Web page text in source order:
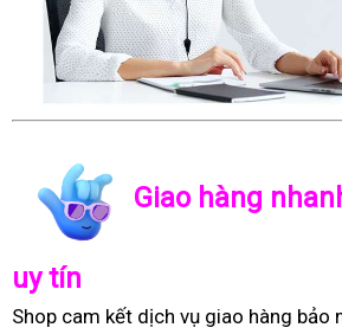
Giao hàng
uy tín
Shop cam kết dịch vụ giao hàng bảo